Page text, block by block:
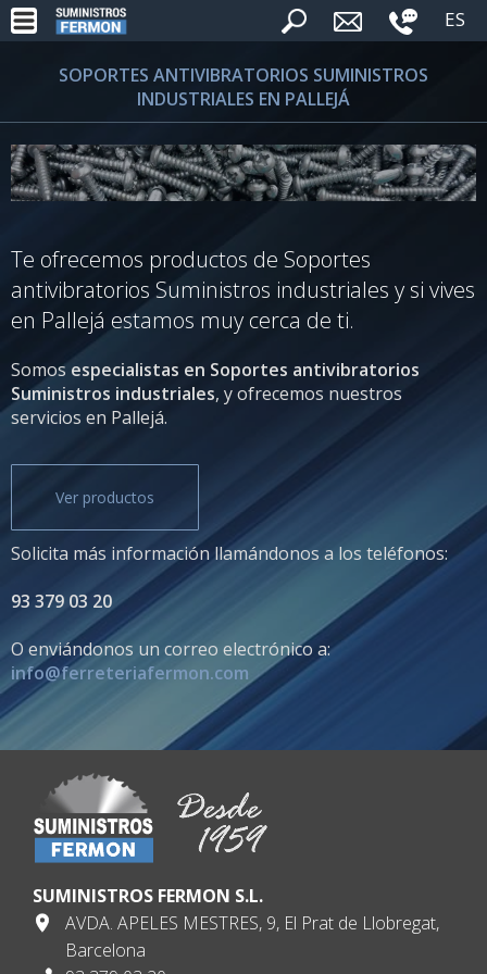
ES
SOPORTES ANTIVIBRATORIOS SUMINISTROS
INDUSTRIALES EN PALLEJÁ
Te ofrecemos productos de Soportes
antivibratorios Suministros industriales y si vives
en Pallejá estamos muy cerca de ti.
Somos especialistas en Soportes antivibratorios
Suministros industriales, y ofrecemos nuestros
servicios en Pallejá.
Ver productos
Solicita más información llamándonos a los teléfonos:
93 379 03 20
O enviándonos un correo electrónico a:
info@ferreteriafermon.com
SUMINISTROS FERMON S.L.
AVDA. APELES MESTRES, 9, El Prat de Llobregat,
Barcelona